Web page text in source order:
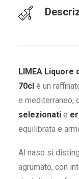
LIMEA Liquore
70cl è un
e mediterraneo,
selezionati e
equilibrata e
Al naso si
agrumato, con